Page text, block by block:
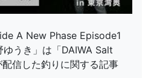
A New Phase Episode1
うき」は「DAIWA Salt
信した釣りに関する記事